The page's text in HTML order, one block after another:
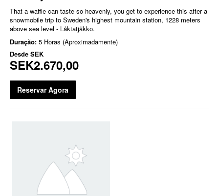
That a waffle can taste so heavenly, you get to experience this after a
snowmobile trip to Sweden's highest mountain station, 1228 meters
above sea level - Låktatjåkko.
Duração: 5 Horas (Aproximadamente)
Desde SEK
SEK2.670,00
Reservar Agora